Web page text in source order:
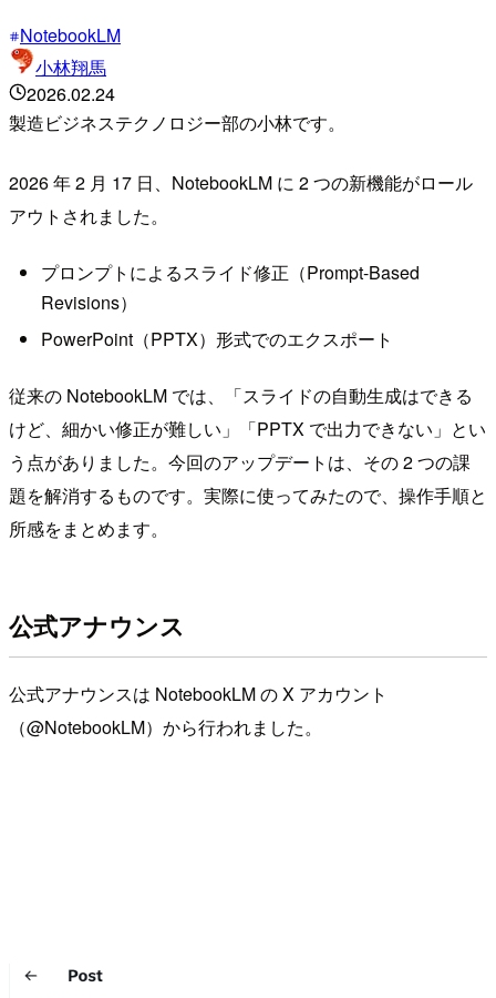
NotebookLM
小林翔馬
2026.02.24
製造ビジネステクノロジー部の小林です。
2026 年 2 月 17 日、NotebookLM に 2 つの新機能がロール
アウトされました。
プロンプトによるスライド修正（Prompt-Based
Revisions）
PowerPoint（PPTX）形式でのエクスポート
従来の NotebookLM では、「スライドの自動生成はできる
けど、細かい修正が難しい」「PPTX で出力できない」とい
う点がありました。今回のアップデートは、その 2 つの課
題を解消するものです。実際に使ってみたので、操作手順と
所感をまとめます。
公式アナウンス
公式アナウンスは NotebookLM の X アカウント
（@NotebookLM）から行われました。